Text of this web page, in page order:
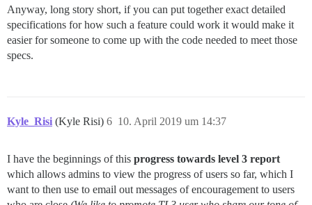
Anyway, long story short, if you can put together exact detailed
specifications for how such a feature could work it would make it
easier for someone to come up with the code needed to meet those
specs.
Kyle_Risi (Kyle Risi) 10. April 2019 um 14:37
6
I have the beginnings of this progress towards level 3 report
which allows admins to view the progress of users so far, which I
want to then use to email out messages of encouragement to users